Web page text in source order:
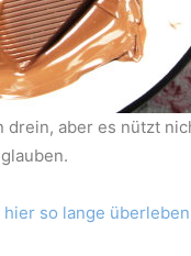
drein, aber es nützt
so lange